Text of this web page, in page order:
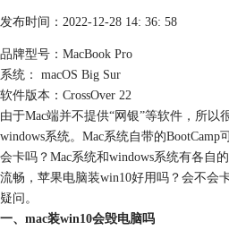
发布时间：2022-12-28 14: 36: 58
品牌型号：MacBook Pro
系统： macOS Big Sur
软件版本：CrossOver 22
由于Mac端并不提供“网银”等软件，所以
windows系统。Mac系统自带的
会卡吗？Mac系统和windows系统有各自
流畅，苹果电脑装win10好用吗？会不会
疑问。
一、mac装win10会毁电脑吗